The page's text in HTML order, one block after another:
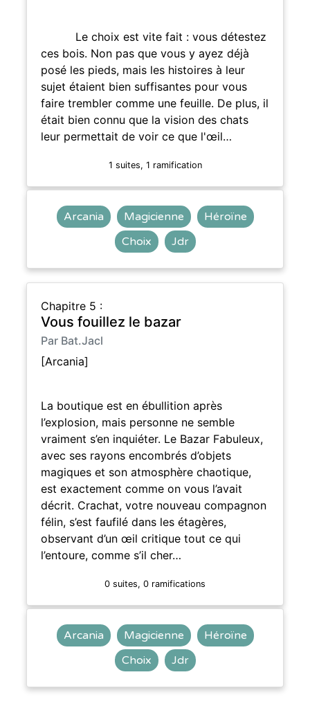
Le choix est vite fait : vous détestez
ces bois. Non pas que vous y ayez déjà
posé les pieds, mais les histoires à leur
sujet étaient bien suffisantes pour vous
faire trembler comme une feuille. De plus, il
était bien connu que la vision des chats
leur permettait de voir ce que l'œil…
1 suites, 1 ramification
Arcania Magicienne
Héroïne
Choix
Jdr
Chapitre 5 :
Vous fouillez le bazar
Par Bat.Jacl
[Arcania]
La boutique est en ébullition après
l’explosion, mais personne ne semble
vraiment s’en inquiéter. Le Bazar Fabuleux,
avec ses rayons encombrés d’objets
magiques et son atmosphère chaotique,
est exactement comme on vous l’avait
décrit. Crachat, votre nouveau compagnon
félin, s’est faufilé dans les étagères,
observant d’un œil critique tout ce qui
l’entoure, comme s’il cher…
0 suites, 0 ramifications
Arcania Magicienne
Héroïne
Choix
Jdr